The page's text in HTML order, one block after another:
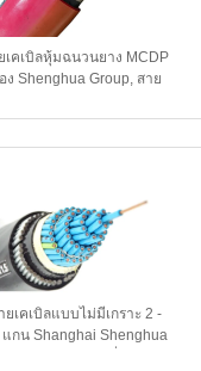
เคเบิลหุ้มฉนวนยาง MCDP
ง Shenghua Group, สาย
Halogen 0.38 / 0.66 KV
ยเคเบิลแบบไม่มีเกราะ 2 -
แกน Shanghai Shenghua